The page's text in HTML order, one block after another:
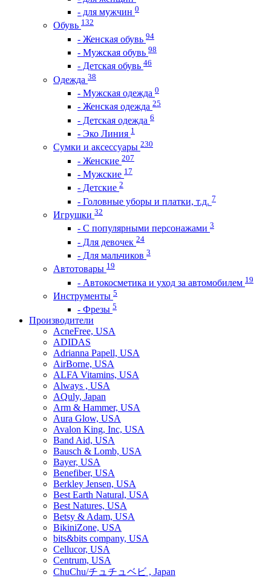
- для мужчин 0
Обувь 132
- Женская обувь 94
- Мужская обувь 98
- Детская обувь 46
Одежда 38
- Мужская одежда 0
- Женская одежда 25
- Детская одежда 6
- Эко Линия 1
Сумки и аксессуары 230
- Женские 207
- Мужские 17
- Детские 2
- Головные уборы и платки, т.д. 7
Игрушки 32
- С популярными персонажами 3
- Для девочек 24
- Для мальчиков 3
Автотовары 19
- Автокосметика и уход за автомобилем 19
Инструменты 5
- Фрезы 5
Производители
AcneFree, USA
ADIDAS
Adrianna Papell, USA
AirBorne, USA
ALFA Vitamins, USA
Always , USA
AQuly, Japan
Arm & Hammer, USA
Aura Glow, USA
Avalon King, Inc, USA
Band Aid, USA
Bausch & Lomb, USA
Bayer, USA
Benefiber, USA
Berkley Jensen, USA
Best Earth Natural, USA
Best Natures, USA
Betsy & Adam, USA
BikiniZone, USA
bits&bits company, USA
Cellucor, USA
Centrum, USA
ChuChu/チュチュベビ , Japan